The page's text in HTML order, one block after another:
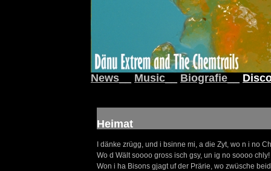
News__ Music__ Biografie__
Heimat
I dänke zrügg, und i bsinne mi, a die Zyt, wo n i no
Wo d Wält soooo gross isch gsy, un ig no soooo chly!
Won i ha Bisons gjagt uf der Prärie, wo zwüsche